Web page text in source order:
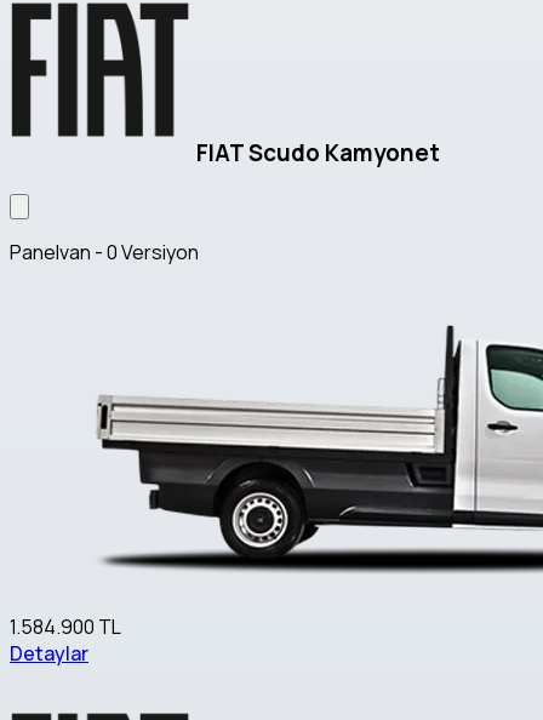
FIAT Scudo Kamyonet
Panelvan - 0 Versiyon
1.584.900 TL
Detaylar